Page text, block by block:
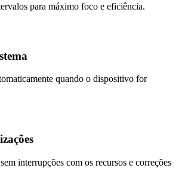
para máximo foco e eficiência.
quando o dispositivo for
interrupções com os recursos e correções